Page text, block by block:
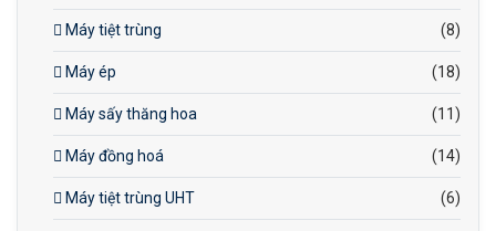
Máy tiệt trùng (8)
Máy ép (18)
Máy sấy thăng hoa (11)
Máy đồng hoá (14)
Máy tiệt trùng UHT (6)